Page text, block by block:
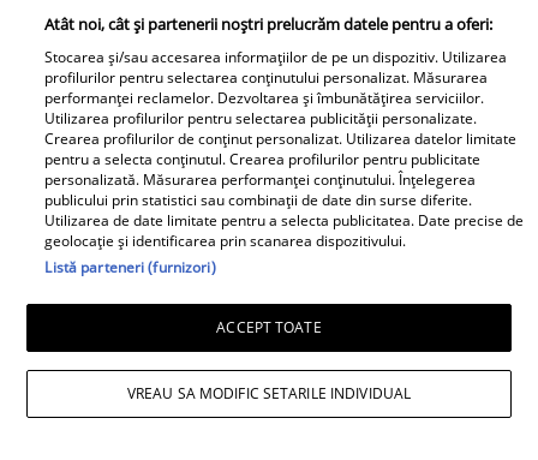
Atât noi, cât și partenerii noștri prelucrăm datele pentru a oferi:
Stocarea și/sau accesarea informațiilor de pe un dispozitiv. Utilizarea
profilurilor pentru selectarea conținutului personalizat. Măsurarea
performanței reclamelor. Dezvoltarea și îmbunătățirea serviciilor.
Utilizarea profilurilor pentru selectarea publicității personalizate.
Crearea profilurilor de conținut personalizat. Utilizarea datelor limitate
pentru a selecta conținutul. Crearea profilurilor pentru publicitate
personalizată. Măsurarea performanței conținutului. Înțelegerea
publicului prin statistici sau combinații de date din surse diferite.
Utilizarea de date limitate pentru a selecta publicitatea. Date precise de
geolocație și identificarea prin scanarea dispozitivului.
Listă parteneri (furnizori)
ACCEPT TOATE
VREAU SA MODIFIC SETARILE INDIVIDUAL